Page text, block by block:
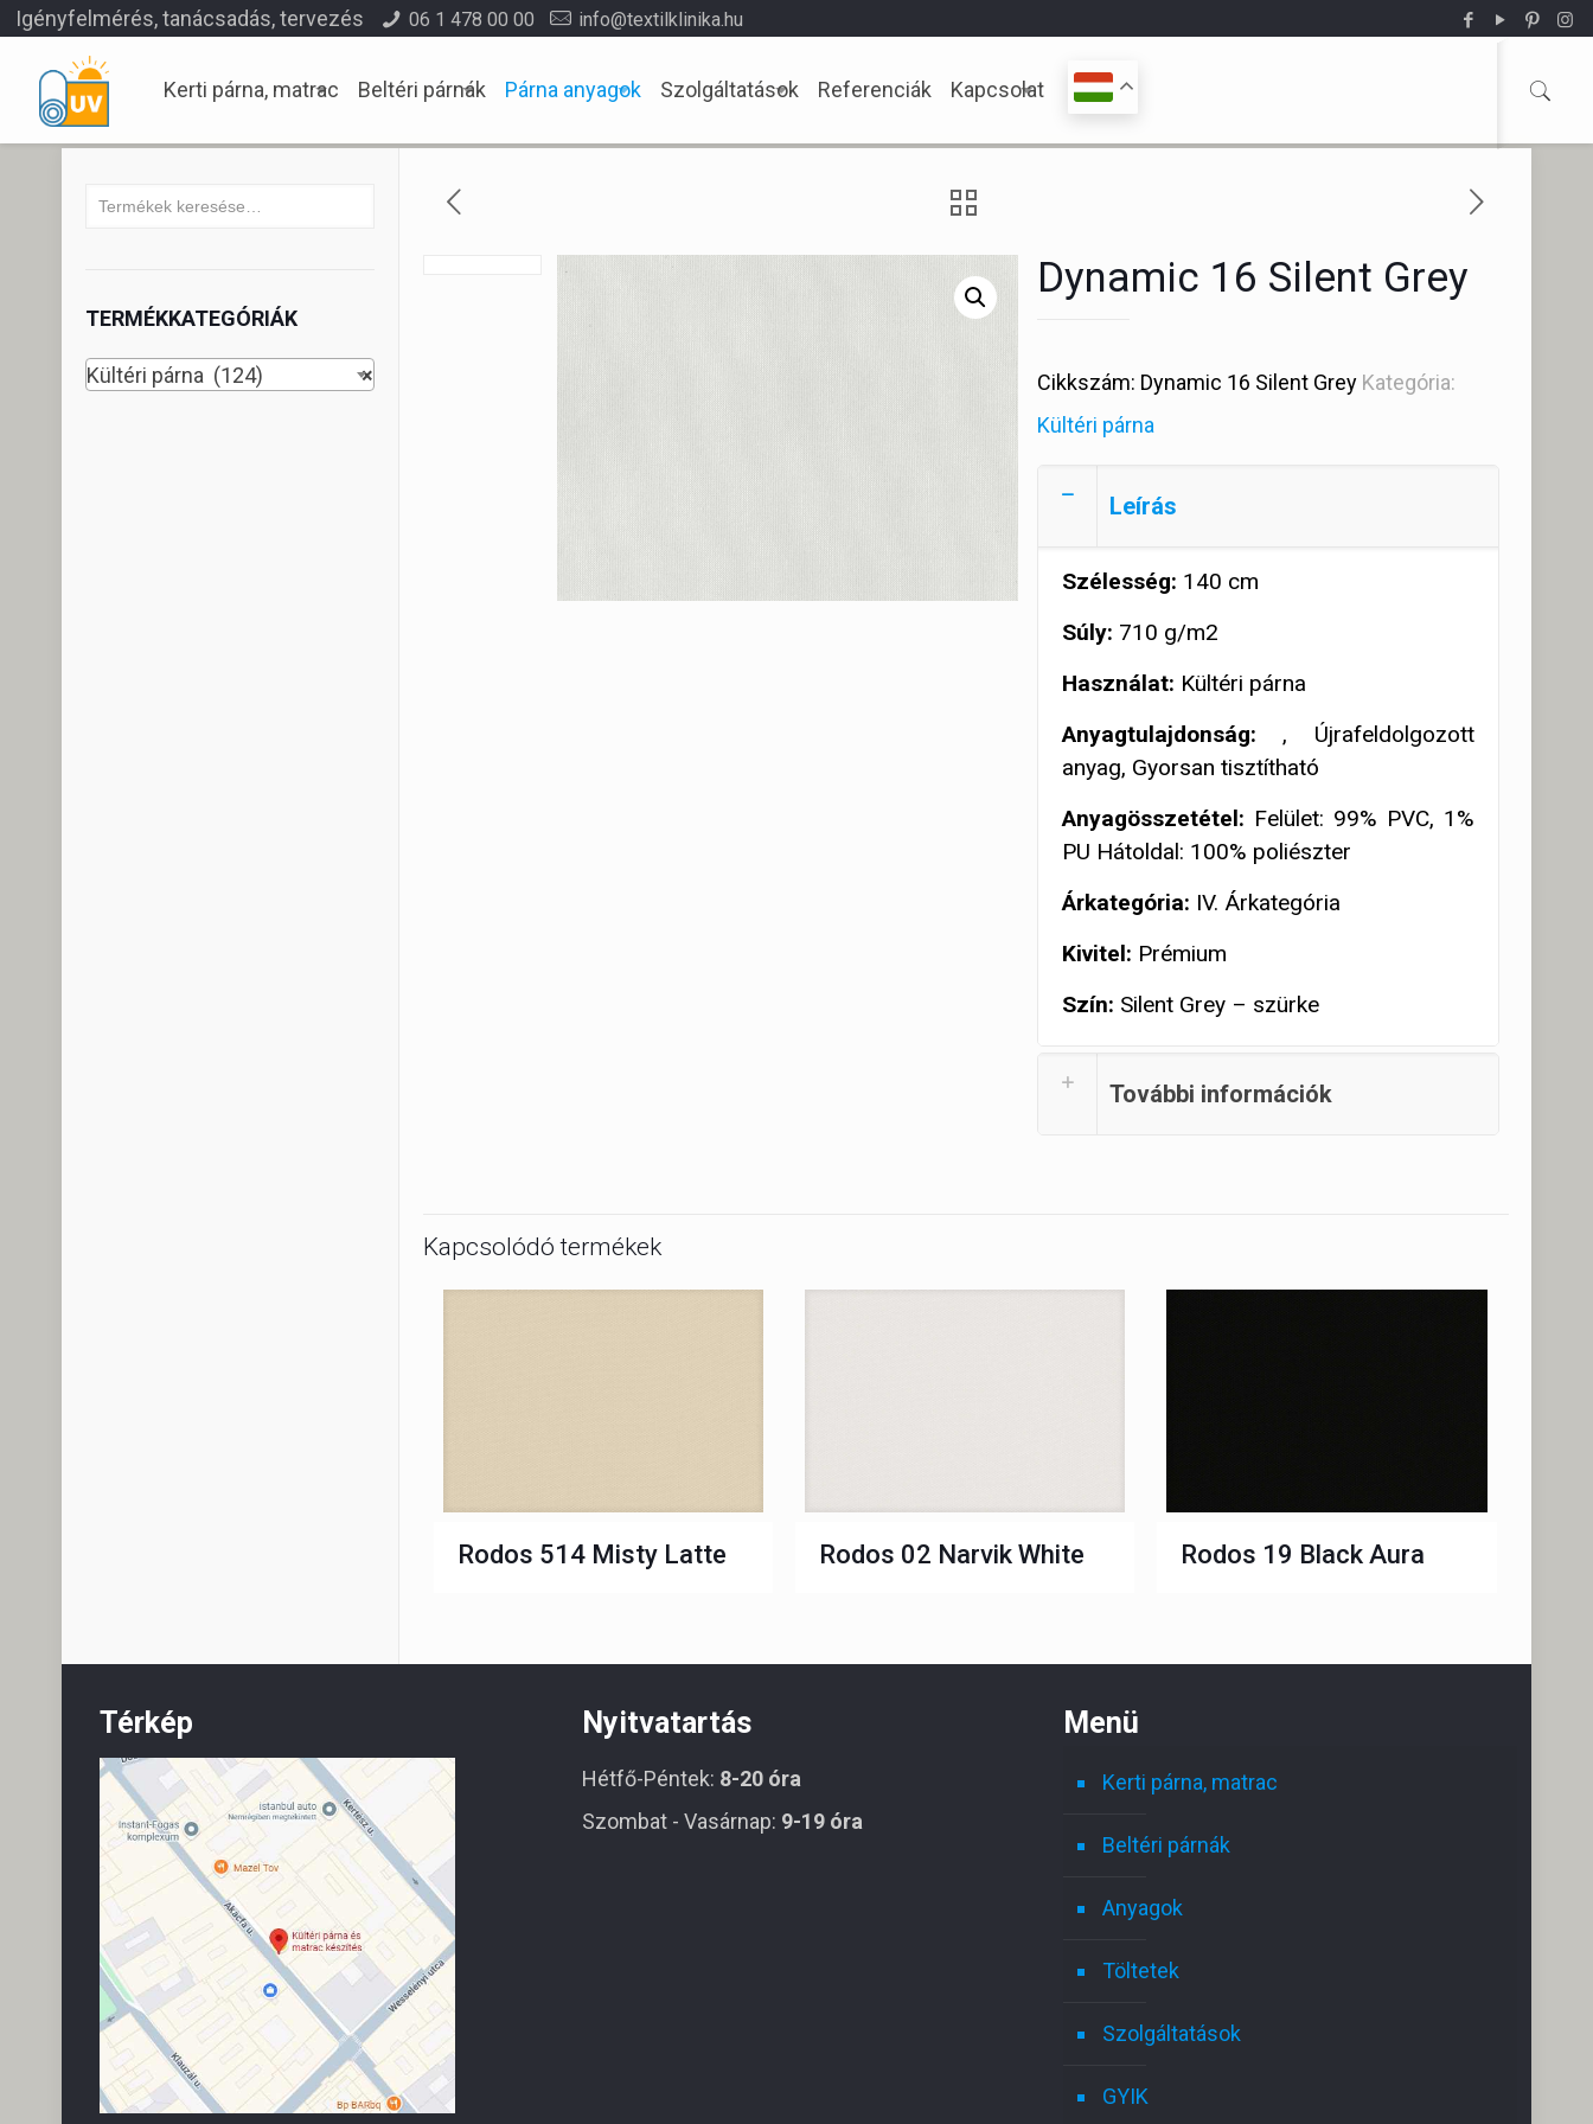
Igényfelmérés, tanácsadás, tervezés 06 1 478 00 00 info@textilklinika.hu
Kerti párna, matrac Beltéri párnák Párna anyagok Szolgáltatások Referenciák Kapcsolat
Dynamic 16 Silent Grey
Cikkszám: Dynamic 16 Silent Grey Kategória:
Kültéri párna
Leírás
Szélesség: 140 cm
Súly: 710 g/m2
Használat: Kültéri párna
Anyagtulajdonság: , Újrafeldolgozott
anyag, Gyorsan tisztítható
Anyagösszetétel: Felület: 99% PVC, 1%
PU Hátoldal: 100% poliészter
Árkategória: IV. Árkategória
Kivitel: Prémium
Szín: Silent Grey – szürke
További információk
Kapcsolódó termékek
Rodos 514 Misty Latte Rodos 02 Narvik White Rodos 19 Black Aura
TERMÉKKATEGÓRIÁK
×
Kültéri párna (124)
Térkép Nyitvatartás
Hétfő-Péntek: 8-20 óra
Szombat - Vasárnap: 9-19 óra
Menü
Kerti párna, matrac
Beltéri párnák
Anyagok
Töltetek
Szolgáltatások
GYIK